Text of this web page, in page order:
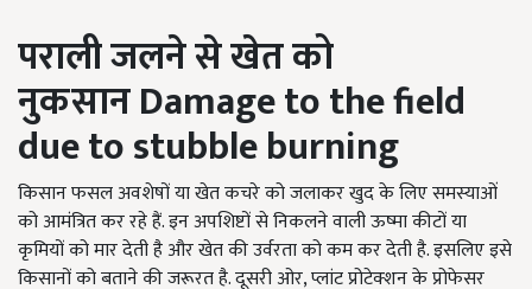
पराली जलने से खेत को
नुकसान Damage to the field
due to stubble burning
किसान फसल अवशेषों या खेत कचरे को जलाकर खुद के लिए समस्याओं
को आमंत्रित कर रहे हैं. इन अपशिष्टों से निकलने वाली ऊष्मा कीटों या
कृमियों को मार देती है और खेत की उर्वरता को कम कर देती है. इसलिए इसे
किसानों को बताने की जरूरत है. दूसरी ओर, प्लांट प्रोटेक्शन के प्रोफेसर